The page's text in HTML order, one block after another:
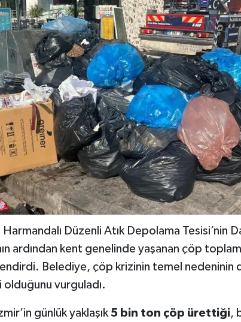
Düzenli Atık Depolama Tesisi’nin
ardından kent genelinde yaşanan çöp
Belediye, çöp krizinin temel nedeninin
olduğunu vurguladı.
günlük yaklaşık5 bin ton çöp ürettiği,